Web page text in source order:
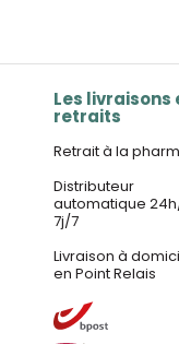
Les livraisons
retraits
Retrait à la
Distributeur
automatique
7j/7
Livraison à
en Point Relais